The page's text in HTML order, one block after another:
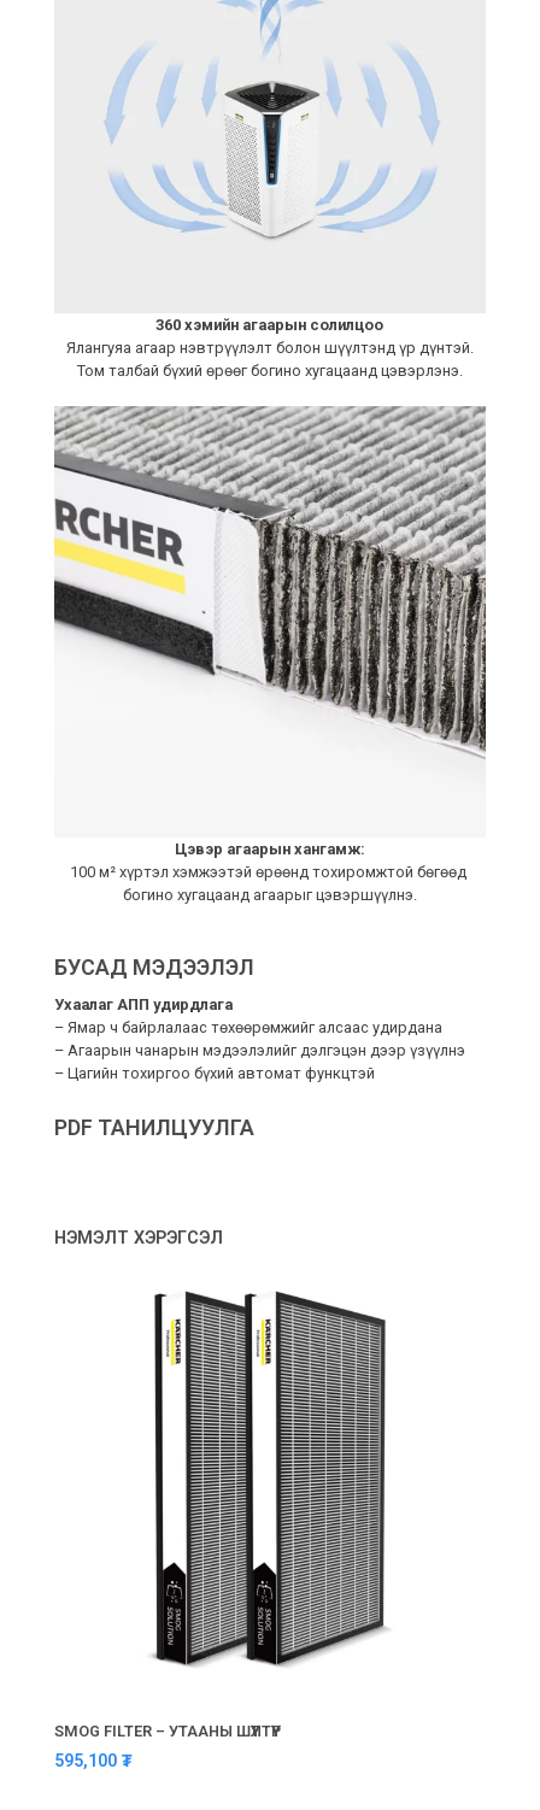
360 хэмийн агаарын солилцоо
Ялангуяа агаар нэвтрүүлэлт болон шүүлтэнд үр дүнтэй.
Том талбай бүхий өрөөг богино хугацаанд цэвэрлэнэ.
Цэвэр агаарын хангамж:
100 м² хүртэл хэмжээтэй өрөөнд тохиромжтой бөгөөд
богино хугацаанд агаарыг цэвэршүүлнэ.
БУСАД МЭДЭЭЛЭЛ
Ухаалаг АПП удирдлага
– Ямар ч байрлалаас төхөөрөмжийг алсаас удирдана
– Агаарын чанарын мэдээлэлийг дэлгэцэн дээр үзүүлнэ
– Цагийн тохиргоо бүхий автомат функцтэй
PDF ТАНИЛЦУУЛГА
НЭМЭЛТ ХЭРЭГСЭЛ
SMOG FILTER – УТААНЫ ШҮҮЛТҮҮР
595,100 ₮